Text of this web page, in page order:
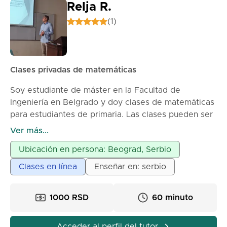
Relja R.
(1)
Clases privadas de matemáticas
Soy estudiante de máster en la Facultad de
Ingeniería en Belgrado y doy clases de matemáticas
para estudiantes de primaria. Las clases pueden ser
en línea o en persona, dependiendo del acuerdo.
Ver más...
Ubicación en persona: Beograd, Serbio
Clases en línea Enseñar en: serbio
1000 RSD 60 minuto